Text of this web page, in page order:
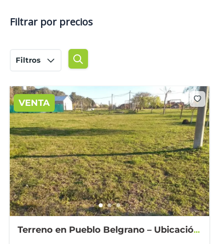
Filtrar por precios
Filtros
VENTA
Terreno en Pueblo Belgrano – Ubicación